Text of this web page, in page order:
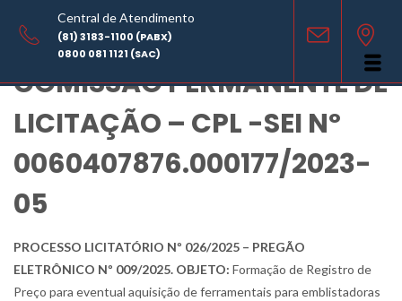
Central de Atendimento
(81) 3183-1100 (PABX)
0800 081 1121 (SAC)
AVISO DE LICITAÇÃO –
COMISSÃO PERMANENTE DE
LICITAÇÃO – CPL -SEI Nº
0060407876.000177/2023-
05
PROCESSO LICITATÓRIO Nº 026/2025 – PREGÃO
ELETRÔNICO Nº 009/2025. OBJETO: Formação de Registro de
Preço para eventual aquisição de ferramentais para emblistadoras